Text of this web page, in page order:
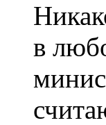
в